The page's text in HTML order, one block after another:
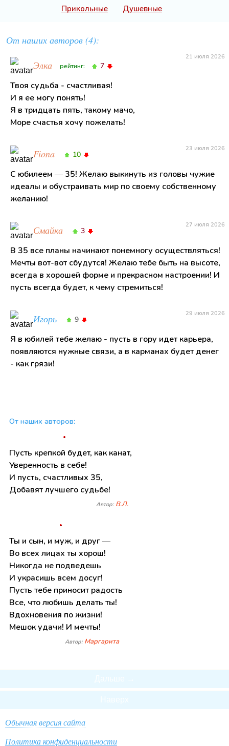
Прикольные
Душевные
От наших авторов (4):
Элка рейтинг: 7
21 июля 2026
Твоя судьба - счастливая!
И я ее могу понять!
Я в тридцать пять, такому мачо,
Море счастья хочу пожелать!
Fiona 10
23 июля 2026
С юбилеем — 35! Желаю выкинуть из головы чужие
идеалы и обустраивать мир по своему собственному
желанию!
Смайка 3
27 июля 2026
В 35 все планы начинают понемногу осуществляться!
Мечты вот-вот сбудутся! Желаю тебе быть на высоте,
всегда в хорошей форме и прекрасном настроении! И
пусть всегда будет, к чему стремиться!
Игорь 9
29 июля 2026
Я в юбилей тебе желаю - пусть в гору идет карьера,
появляются нужные связи, а в карманах будет денег
- как грязи!
От наших авторов:
Пусть крепкой будет, как канат,
Уверенность в себе!
И пусть, счастливых 35,
Добавят лучшего судьбе!
Автор: В.Л.
Ты и сын, и муж, и друг —
Во всех лицах ты хорош!
Никогда не подведешь
И украсишь всем досуг!
Пусть тебе приносит радость
Все, что любишь делать ты!
Вдохновения по жизни!
Мешок удачи! И мечты!
Автор: Маргарита
Обычная версия сайта
Политика конфиденциальности